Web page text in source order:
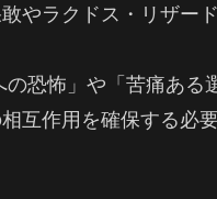
やラクドス・リザー
恐怖」や「苦痛ある
互作用を確保する必要